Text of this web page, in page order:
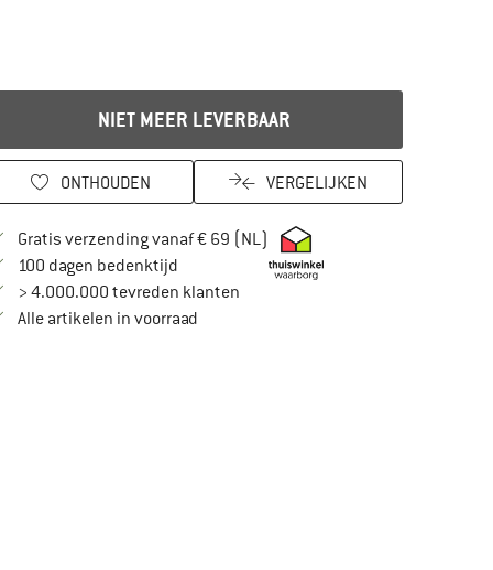
NIET MEER LEVERBAAR
ONTHOUDEN VERGELIJKEN
Gratis verzending vanaf € 69 (NL) Vind hier de
100 dagen bedenktijdVind de betalingsinformatie hier! Opent in
> 4.000.000 tevreden klanten
Alle artikelen in voorraad